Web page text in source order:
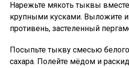
Нарежьте мякоть тыквы
крупными кусками. Выложите
противень, застеленный
Посыпьте тыкву смесью
сахара. Полейте мёдом и